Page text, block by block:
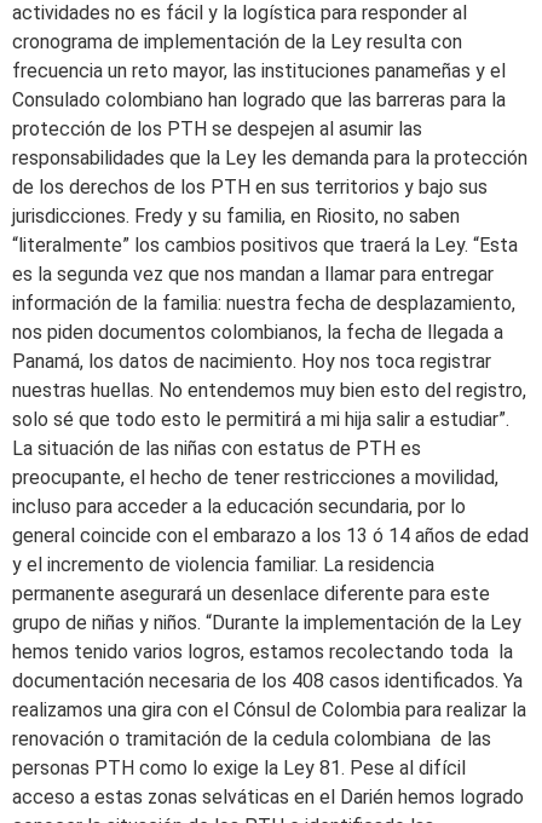
actividades no es fácil y la logística para responder al
cronograma de implementación de la Ley resulta con
frecuencia un reto mayor, las instituciones panameñas y el
Consulado colombiano han logrado que las barreras para la
protección de los PTH se despejen al asumir las
responsabilidades que la Ley les demanda para la protección
de los derechos de los PTH en sus territorios y bajo sus
jurisdicciones. Fredy y su familia, en Riosito, no saben
“literalmente” los cambios positivos que traerá la Ley. “Esta
es la segunda vez que nos mandan a llamar para entregar
información de la familia: nuestra fecha de desplazamiento,
nos piden documentos colombianos, la fecha de llegada a
Panamá, los datos de nacimiento. Hoy nos toca registrar
nuestras huellas. No entendemos muy bien esto del registro,
solo sé que todo esto le permitirá a mi hija salir a estudiar”.
La situación de las niñas con estatus de PTH es
preocupante, el hecho de tener restricciones a movilidad,
incluso para acceder a la educación secundaria, por lo
general coincide con el embarazo a los 13 ó 14 años de edad
y el incremento de violencia familiar. La residencia
permanente asegurará un desenlace diferente para este
grupo de niñas y niños. “Durante la implementación de la Ley
hemos tenido varios logros, estamos recolectando toda la
documentación necesaria de los 408 casos identificados. Ya
realizamos una gira con el Cónsul de Colombia para realizar la
renovación o tramitación de la cedula colombiana de las
personas PTH como lo exige la Ley 81. Pese al difícil
acceso a estas zonas selváticas en el Darién hemos logrado